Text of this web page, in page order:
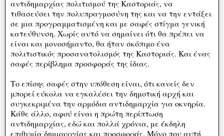
αντιδημαρχίας πολιτισμού της Καστοριάς, να
τιθασεύσει την πολυπραγμοσύνη της και να την εντάξει
σε μια προγραμματισμένη και με σαφές στίγμα γενική
κατεύθυνση. Χωρίς αυτό να σημαίνει ότι θα πρέπει να
είναι και μονοσήμαντο, θα ήταν σκόπιμο ένα
πολιτιστικός προσανατολισμός της Καστοριάς. Και ένας
σαφές περίβλημα προσφοράς της ίδιας.
Το επίσης σαφές στην υπόθεση είναι, ότι κανείς δεν
μπορεί εύκολα να εγκαλέσει την δημοτική αρχή και
συγκεκριμένα την αρμόδια αντιδημαρχία για οκνηρία.
Κάθε άλλο, αφού είναι η πρώτη περίπτωση
αντιδημαρχίας, εδώ και πολλά χρόνια, με έκδηλη
επιθυμία δημιουργίας και προσφοράς. Μόνο που αυτή